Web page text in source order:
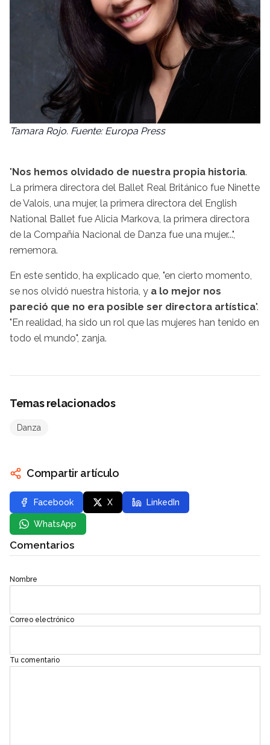
Tamara Rojo. Fuente: Europa Press
" Nos hemos olvidado de nuestra propia historia.
La primera directora del Ballet Real Británico fue Ninette
de Valois, una mujer, la primera directora del English
National Ballet fue Alicia Markova, la primera directora
de la Compañía Nacional de Danza fue una mujer...",
rememora.
En este sentido, ha explicado que, "en cierto momento,
se nos olvidó nuestra historia, y a lo mejor nos
pareció que no era posible ser directora artística".
"En realidad, ha sido un rol que las mujeres han tenido en
todo el mundo", zanja.
Temas relacionados
Danza
Compartir artículo
Facebook X LinkedIn
WhatsApp
Comentarios
Nombre
Correo electrónico
Tu comentario